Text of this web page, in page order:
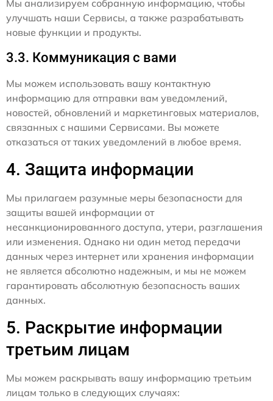
Мы анализируем собранную информацию, чтобы
улучшать наши Сервисы, а также разрабатывать
новые функции и продукты.
3.3. Коммуникация с вами
Мы можем использовать вашу контактную
информацию для отправки вам уведомлений,
новостей, обновлений и маркетинговых материалов,
связанных с нашими Сервисами. Вы можете
отказаться от таких уведомлений в любое время.
4. Защита информации
Мы прилагаем разумные меры безопасности для
защиты вашей информации от
несанкционированного доступа, утери, разглашения
или изменения. Однако ни один метод передачи
данных через интернет или хранения информации
не является абсолютно надежным, и мы не можем
гарантировать абсолютную безопасность ваших
данных.
5. Раскрытие информации
третьим лицам
Мы можем раскрывать вашу информацию третьим
лицам только в следующих случаях: